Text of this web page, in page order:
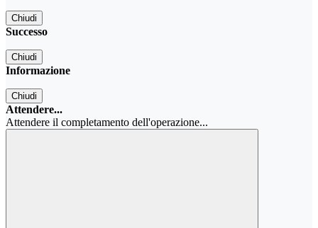
Chiudi
Successo
Chiudi
Informazione
Chiudi
Attendere...
Attendere il completamento dell'operazione...